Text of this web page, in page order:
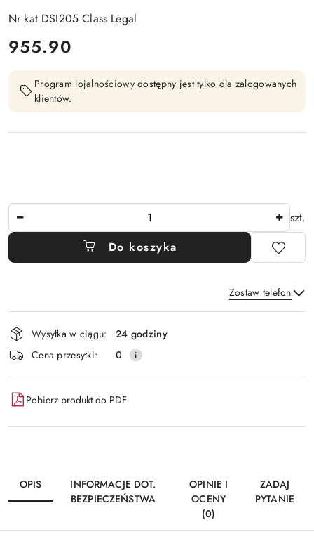
Nr kat DSI205 Class Legal
cena:
955.90
Program lojalnościowy dostępny jest tylko dla zalogowanych
klientów.
szt.
Do koszyka
Zostaw telefon
Wyślij
Dostępność
i
dostawa
Wysyłka w ciągu:
24 godziny
Cena przesyłki:
0
Pobierz produkt do PDF
OPIS
INFORMACJE DOT.
BEZPIECZEŃSTWA
OPINIE I
OCENY
(0)
ZADAJ
PYTANIE